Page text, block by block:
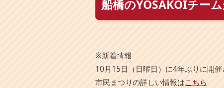
ッ
プ
し
文
へ
移
動
船橋のYOSAKOIチー
※新着情報
10月15日（日曜日）に4年ぶりに開
市民まつりの詳しい情報はこちら